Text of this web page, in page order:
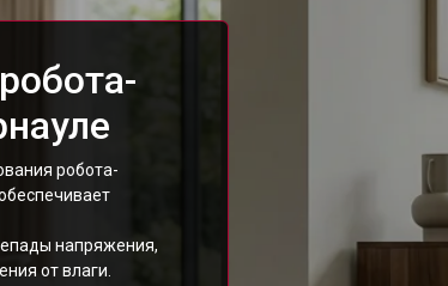
робота-
напряжения,
от влаги.